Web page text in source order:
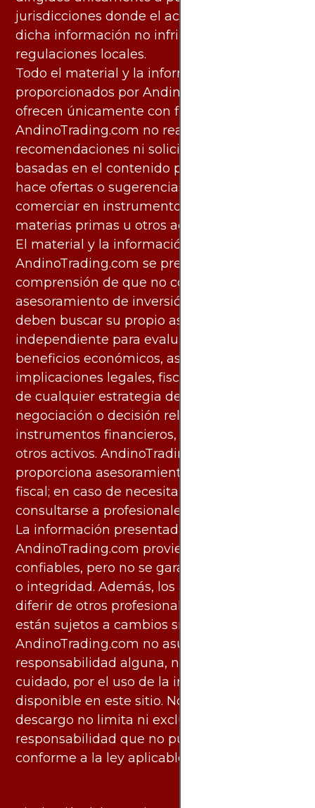
jurisdicciones donde el acceso y uso de
dicha información no infringe leyes o
regulaciones locales.
Todo el material y la información
proporcionados por AndinoTrading.com se
ofrecen únicamente con fines informativos.
AndinoTrading.com no realiza
recomendaciones ni solicita acciones
basadas en el contenido proporcionado, ni
hace ofertas o sugerencias para invertir o
comerciar en instrumentos financieros,
materias primas u otros activos.
El material y la información disponibles en
AndinoTrading.com se presentan con la
comprensión de que no constituyen
asesoramiento de inversión. Los usuarios
deben buscar su propio asesoramiento
independiente para evaluar los riesgos y
beneficios económicos, así como las
implicaciones legales, fiscales y contables
de cualquier estrategia de inversión,
negociación o decisión relacionada con
instrumentos financieros, materias primas u
otros activos. AndinoTrading.com no
proporciona asesoramiento legal, contable o
fiscal; en caso de necesitarlo, debe
consultarse a profesionales especializados.
La información presentada por
AndinoTrading.com proviene de fuentes
confiables, pero no se garantiza su exactitud
o integridad. Además, los análisis pueden
diferir de otros profesionales calificados y
están sujetos a cambios sin previo aviso.
AndinoTrading.com no asume
responsabilidad alguna, ni deber de
cuidado, por el uso de la información
disponible en este sitio. No obstante, este
descargo no limita ni excluye ninguna
responsabilidad que no pueda ser excluida
conforme a la ley aplicable.